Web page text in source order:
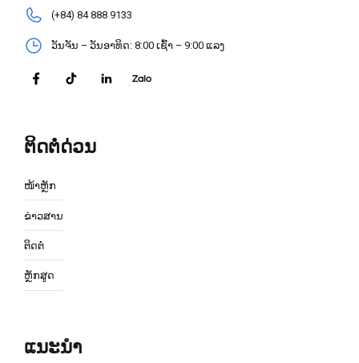
(+84) 84 888 9133
ວັນຈັນ – ວັນອາທິດ: 8:00 ເຊົ້າ – 9:00 ແລງ
ຕິດຕໍ່ດ່ວນ
ໜ້າຫຼັກ
ຂ່າວສານ
ຕິດຕໍ່
ຫຼັກສູດ
ແນະນຳ